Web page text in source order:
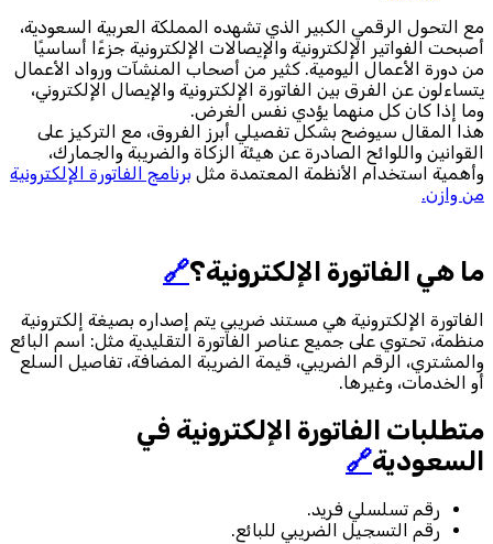
مع التحول الرقمي الكبير الذي تشهده المملكة العربية السعودية،
أصبحت الفواتير الإلكترونية والإيصالات الإلكترونية جزءًا أساسيًا
من دورة الأعمال اليومية. كثير من أصحاب المنشآت ورواد الأعمال
يتساءلون عن الفرق بين الفاتورة الإلكترونية والإيصال الإلكتروني،
وما إذا كان كل منهما يؤدي نفس الغرض.
هذا المقال سيوضح بشكل تفصيلي أبرز الفروق، مع التركيز على
القوانين واللوائح الصادرة عن هيئة الزكاة والضريبة والجمارك،
وأهمية استخدام الأنظمة المعتمدة مثل برنامج الفاتورة الإلكترونية
من وازن.
ما هي الفاتورة الإلكترونية؟🔗
الفاتورة الإلكترونية هي مستند ضريبي يتم إصداره بصيغة إلكترونية
منظمة، تحتوي على جميع عناصر الفاتورة التقليدية مثل: اسم البائع
والمشتري، الرقم الضريبي، قيمة الضريبة المضافة، تفاصيل السلع
أو الخدمات، وغيرها.
متطلبات الفاتورة الإلكترونية في
السعودية🔗
رقم تسلسلي فريد.
رقم التسجيل الضريبي للبائع.